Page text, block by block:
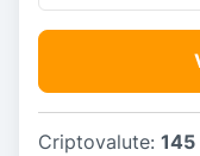
Criptovalute: 145